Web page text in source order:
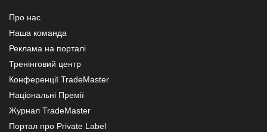
Про нас
Наша команда
Реклама на порталі
Тренінговий центр
Конференції TradeMaster
Національні Премії
Журнал TradeMaster
Портал про Private Label